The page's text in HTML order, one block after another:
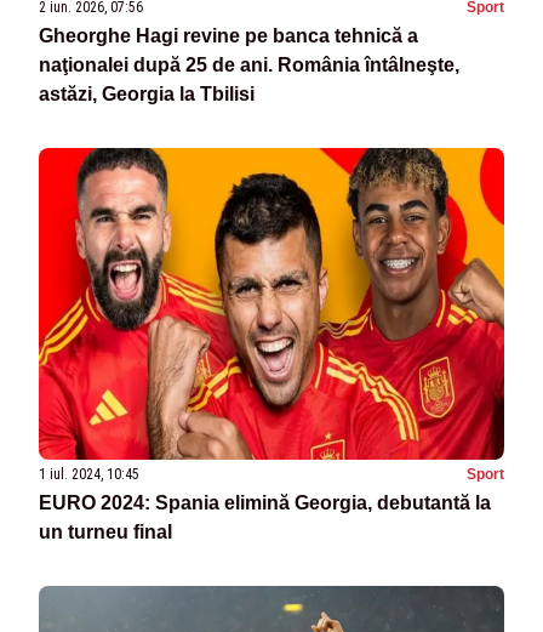
2 iun. 2026, 07:56 Sport
Gheorghe Hagi revine pe banca tehnică a
naţionalei după 25 de ani. România întâlneşte,
astăzi, Georgia la Tbilisi
1 iul. 2024, 10:45 Sport
EURO 2024: Spania elimină Georgia, debutantă la
un turneu final